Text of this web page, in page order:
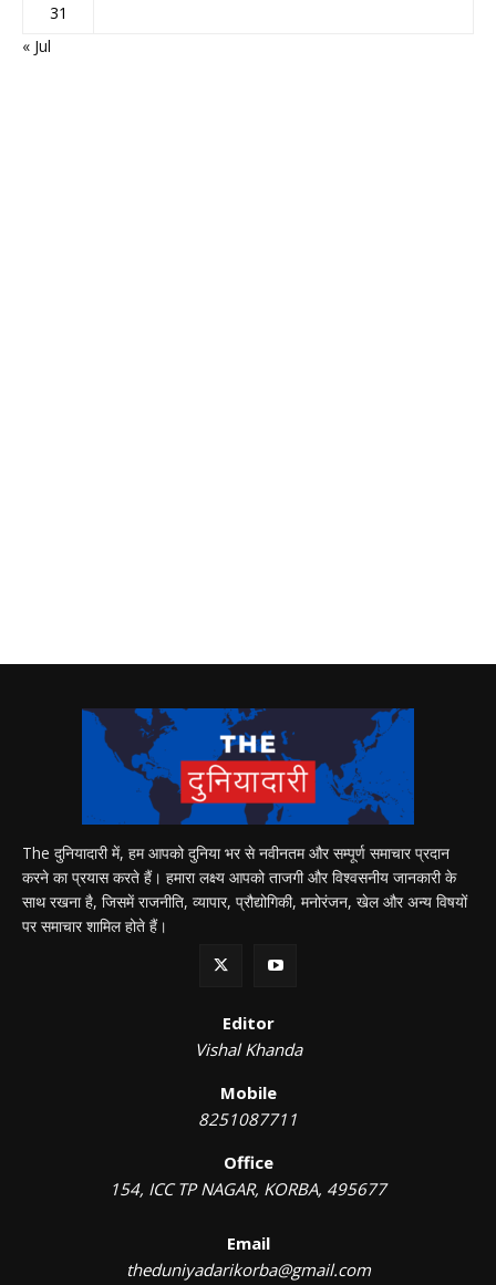
31
« Jul
The दुनियादारी में, हम आपको दुनिया भर से नवीनतम और सम्पूर्ण समाचार प्रदान
करने का प्रयास करते हैं। हमारा लक्ष्य आपको ताजगी और विश्वसनीय जानकारी के
साथ रखना है, जिसमें राजनीति, व्यापार, प्रौद्योगिकी, मनोरंजन, खेल और अन्य विषयों
पर समाचार शामिल होते हैं।
Editor
Vishal Khanda
Mobile
8251087711
Office
154, ICC TP NAGAR, KORBA, 495677
Email
theduniyadarikorba@gmail.com